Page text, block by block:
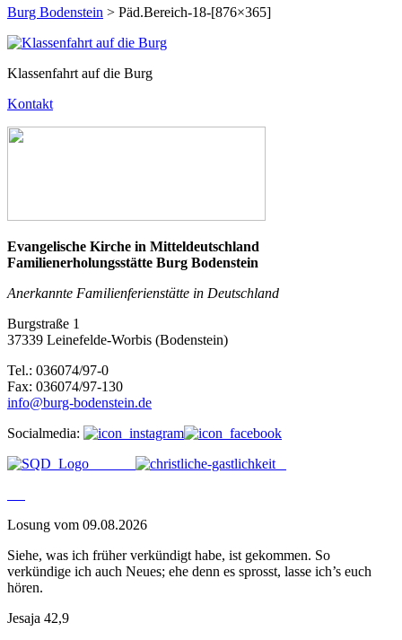
Burg Bodenstein > Päd.Bereich-18-[876×365]
Klassenfahrt auf die Burg
Kontakt
Evangelische Kirche in Mitteldeutschland
Familienerholungsstätte Burg Bodenstein
Anerkannte Familienferienstätte in Deutschland
Burgstraße 1
37339 Leinefelde-Worbis (Bodenstein)
Tel.: 036074/97-0
Fax: 036074/97-130
info@burg-bodenstein.de
Socialmedia:
Losung vom 09.08.2026
Siehe, was ich früher verkündigt habe, ist gekommen. So
verkündige ich auch Neues; ehe denn es sprosst, lasse ich’s euch
hören.
Jesaja 42,9